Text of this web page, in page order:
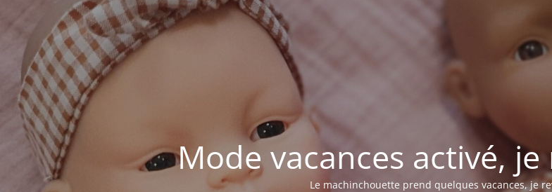
Mode vacances activé,
Le machinchouette prend quelques vacances, je